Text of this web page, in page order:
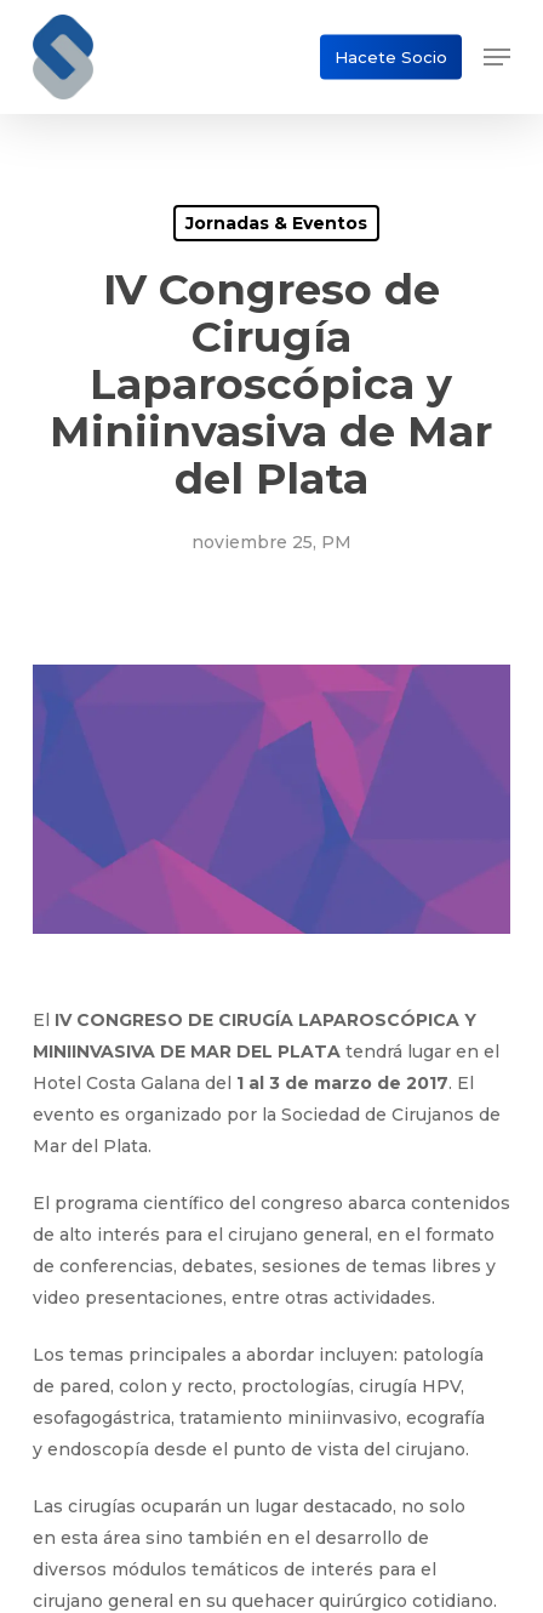
main
Hacete Socio
Jornadas & Eventos
IV Congreso de
Cirugía
Laparoscópica y
Miniinvasiva de Mar
del Plata
noviembre 25, PM
El IV CONGRESO DE CIRUGÍA LAPAROSCÓPICA Y
MINIINVASIVA DE MAR DEL PLATAtendrá lugar en el
Hotel Costa Galana del 1 al 3 de marzo de 2017. El
evento es organizado por la Sociedad de Cirujanos de
Mar del Plata.
El programa científico del congreso abarca contenidos
de alto interés para el cirujano general, en el formato
de conferencias, debates, sesiones de temas libres y
video presentaciones, entre otras actividades.
Los temas principales a abordar incluyen: patología
de pared, colon y recto, proctologías, cirugía HPV,
esofagogástrica, tratamiento miniinvasivo, ecografía
y endoscopía desde el punto de vista del cirujano.
Las cirugías ocuparán un lugar destacado, no solo
en esta área sino también en el desarrollo de
diversos módulos temáticos de interés para el
cirujano general en su quehacer quirúrgico cotidiano.